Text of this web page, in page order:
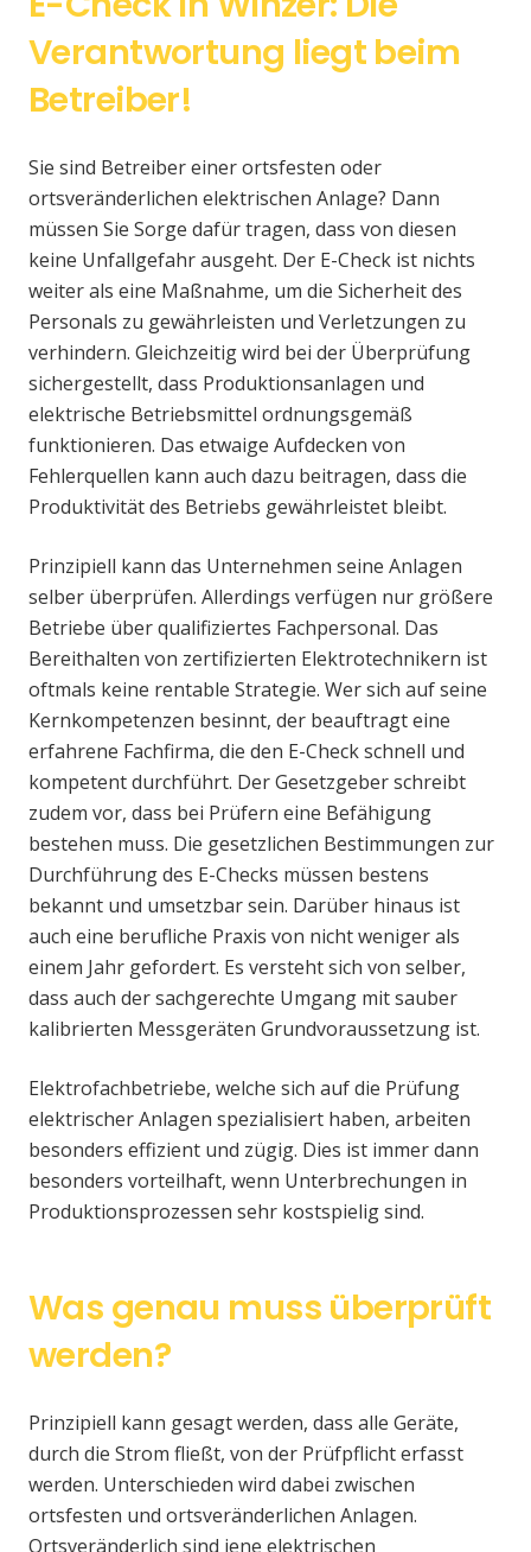
Verantwortung liegt beim
Betreiber!
Sie sind Betreiber einer ortsfesten oder
ortsveränderlichen elektrischen Anlage? Dann
müssen Sie Sorge dafür tragen, dass von diesen
keine Unfallgefahr ausgeht. Der E-Check ist nichts
weiter als eine Maßnahme, um die Sicherheit des
Personals zu gewährleisten und Verletzungen zu
verhindern. Gleichzeitig wird bei der Überprüfung
sichergestellt, dass Produktionsanlagen und
elektrische Betriebsmittel ordnungsgemäß
funktionieren. Das etwaige Aufdecken von
Fehlerquellen kann auch dazu beitragen, dass die
Produktivität des Betriebs gewährleistet bleibt.
Prinzipiell kann das Unternehmen seine Anlagen
selber überprüfen. Allerdings verfügen nur größere
Betriebe über qualifiziertes Fachpersonal. Das
Bereithalten von zertifizierten Elektrotechnikern ist
oftmals keine rentable Strategie. Wer sich auf seine
Kernkompetenzen besinnt, der beauftragt eine
erfahrene Fachfirma, die den E-Check schnell und
kompetent durchführt. Der Gesetzgeber schreibt
zudem vor, dass bei Prüfern eine Befähigung
bestehen muss. Die gesetzlichen Bestimmungen zur
Durchführung des E-Checks müssen bestens
bekannt und umsetzbar sein. Darüber hinaus ist
auch eine berufliche Praxis von nicht weniger als
einem Jahr gefordert. Es versteht sich von selber,
dass auch der sachgerechte Umgang mit sauber
kalibrierten Messgeräten Grundvoraussetzung ist.
Elektrofachbetriebe, welche sich auf die Prüfung
elektrischer Anlagen spezialisiert haben, arbeiten
besonders effizient und zügig. Dies ist immer dann
besonders vorteilhaft, wenn Unterbrechungen in
Produktionsprozessen sehr kostspielig sind.
Was genau muss überprüft
werden?
Prinzipiell kann gesagt werden, dass alle Geräte,
durch die Strom fließt, von der Prüfpflicht erfasst
werden. Unterschieden wird dabei zwischen
ortsfesten und ortsveränderlichen Anlagen.
Ortsveränderlich sind jene elektrischen